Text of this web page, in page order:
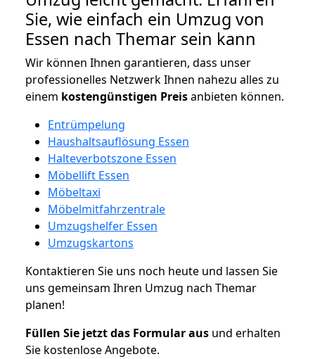
Sie, wie einfach ein Umzug von
Essen nach Themar sein kann
Wir können Ihnen garantieren, dass unser
professionelles Netzwerk Ihnen nahezu alles zu
einem kostengünstigen Preisanbieten können.
Entrümpelung
Haushaltsauflösung Essen
Halteverbotszone Essen
Möbellift Essen
Möbeltaxi
Möbelmitfahrzentrale
Umzugshelfer Essen
Umzugskartons
Kontaktieren Sie uns noch heute und lassen Sie
uns gemeinsam Ihren Umzug nach Themar
planen!
Füllen Sie jetzt das Formular aus und erhalten
Sie kostenlose Angebote.